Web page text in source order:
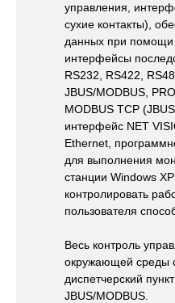
управления,
сухие контакты),
данных при помощи
интерфейсы
RS232, RS422,
JBUS/MODBUS,
MODBUS TCP
интерфейс NET
Ethernet,
для выполнения
станции Windows
контролировать
пользователя
Весь контроль
окружающей среды
диспетчерский
JBUS/MODBUS.